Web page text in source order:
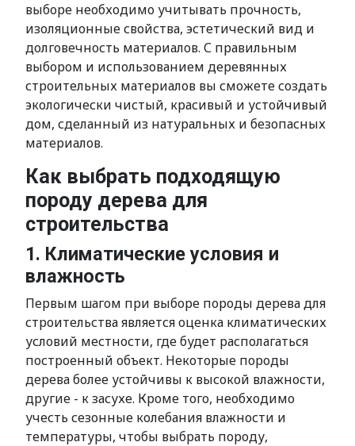
выборе необходимо учитывать прочность,
изоляционные свойства, эстетический вид и
долговечность материалов. С правильным
выбором и использованием деревянных
строительных материалов вы сможете создать
экологически чистый, красивый и устойчивый
дом, сделанный из натуральных и безопасных
материалов.
Как выбрать подходящую
породу дерева для
строительства
1. Климатические условия и
влажность
Первым шагом при выборе породы дерева для
строительства является оценка климатических
условий местности, где будет располагаться
построенный объект. Некоторые породы
дерева более устойчивы к высокой влажности,
другие - к засухе. Кроме того, необходимо
учесть сезонные колебания влажности и
температуры, чтобы выбрать породу,